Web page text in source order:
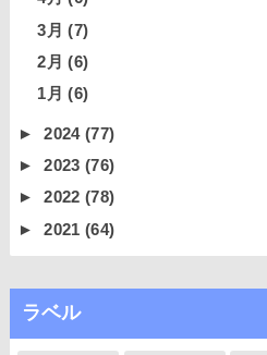
3月(7)
2月(6)
1月(6)
►2024(77)
►2023(76)
►2022(78)
►2021(64)
ラベル